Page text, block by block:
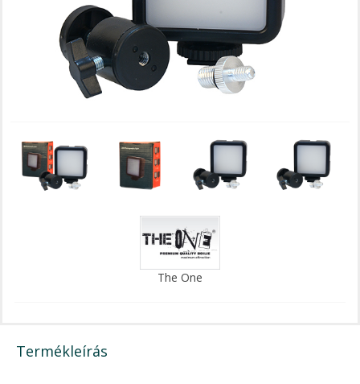
The One
Termékleírás